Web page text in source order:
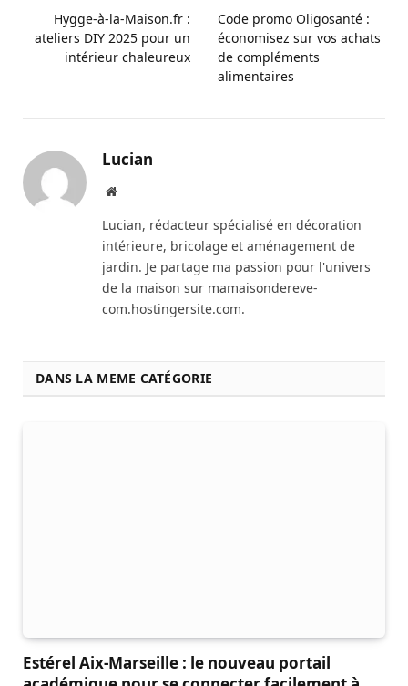
Hygge-à-la-Maison.fr :
ateliers DIY 2025 pour un
intérieur chaleureux
Code promo Oligosanté :
économisez sur vos achats
de compléments
alimentaires
Lucian
Website
Lucian, rédacteur spécialisé en décoration
intérieure, bricolage et aménagement de
jardin. Je partage ma passion pour l'univers
de la maison sur mamaisondereve-
com.hostingersite.com.
DANS LA MEME CATÉGORIE
Estérel Aix-Marseille : le nouveau portail